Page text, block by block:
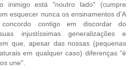
inimigo está "noutro lado" (cumpre
esquecer nunca os ensinamentos d'A
contigo em discordar do
injustíssimas generalizações e
que, apesar das nossas (pequenas
em qualquer caso) diferenças "é
une".